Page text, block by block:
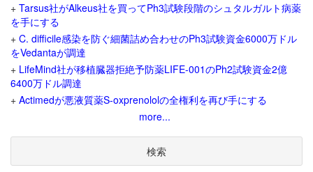
+ Tarsus社がAlkeus社を買ってPh3試験段階のシュタルガルト病薬
を手にする
+ C. difficile感染を防ぐ細菌詰め合わせのPh3試験資金6000万ドル
をVedantaが調達
+ LifeMind社が移植臓器拒絶予防薬LIFE-001のPh2試験資金2億
6400万ドル調達
+ Actimedが悪液質薬S-oxprenololの全権利を再び手にする
more...
検索